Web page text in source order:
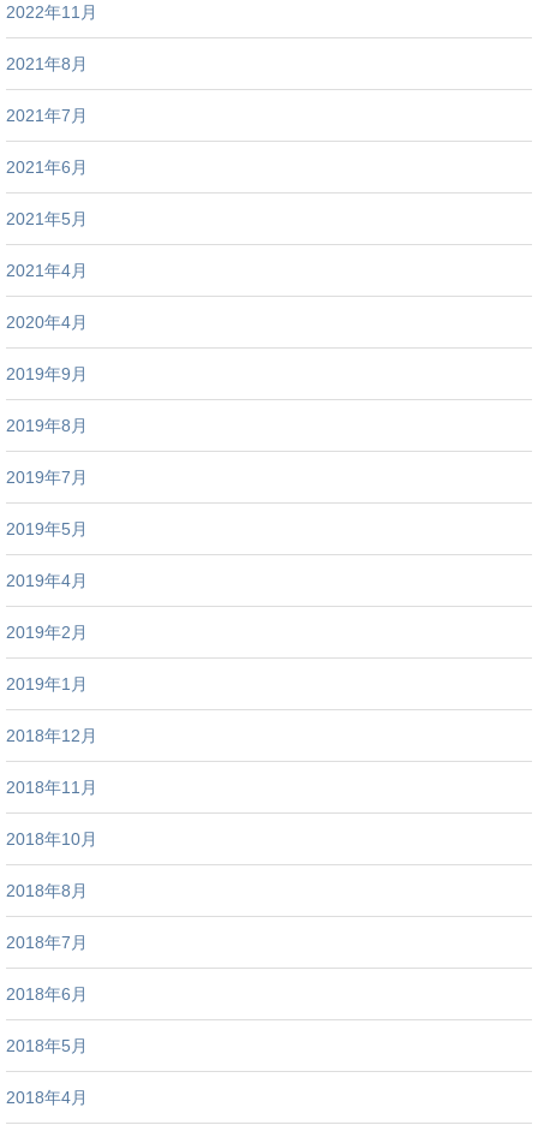
2022年11月
2021年8月
2021年7月
2021年6月
2021年5月
2021年4月
2020年4月
2019年9月
2019年8月
2019年7月
2019年5月
2019年4月
2019年2月
2019年1月
2018年12月
2018年11月
2018年10月
2018年8月
2018年7月
2018年6月
2018年5月
2018年4月